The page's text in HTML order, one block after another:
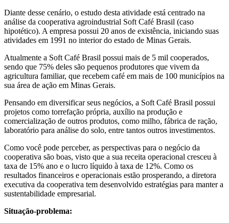
Diante desse cenário, o estudo desta atividade está centrado na
análise da cooperativa agroindustrial Soft Café Brasil (caso
hipotético). A empresa possui 20 anos de existência, iniciando suas
atividades em 1991 no interior do estado de Minas Gerais.
Atualmente a Soft Café Brasil possui mais de 5 mil cooperados,
sendo que 75% deles são pequenos produtores que vivem da
agricultura familiar, que recebem café em mais de 100 municípios na
sua área de ação em Minas Gerais.
Pensando em diversificar seus negócios, a Soft Café Brasil possui
projetos como torrefação própria, auxílio na produção e
comercialização de outros produtos, como milho, fábrica de ração,
laboratório para análise do solo, entre tantos outros investimentos.
Como você pode perceber, as perspectivas para o negócio da
cooperativa são boas, visto que a sua receita operacional cresceu à
taxa de 15% ano e o lucro líquido à taxa de 12%. Como os
resultados financeiros e operacionais estão prosperando, a diretora
executiva da cooperativa tem desenvolvido estratégias para manter a
sustentabilidade empresarial.
Situação-problema: